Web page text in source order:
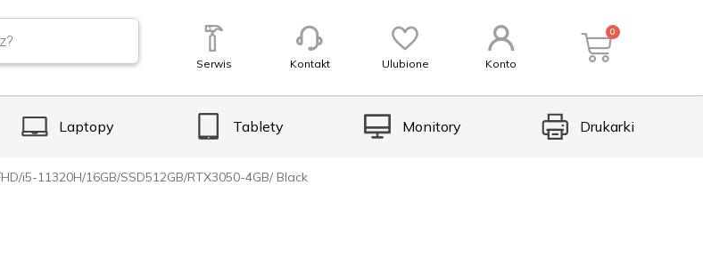
Serwis Kontakt Ulubione Konto
0
Laptopy Tablety Monitory Drukarki
i5-11320H/16GB/SSD512GB/RTX3050-4GB/ Black